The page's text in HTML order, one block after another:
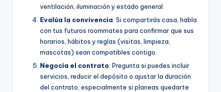
ventilación, iluminación y estado general.
Evalúa la convivencia: Si compartirás casa, habla
con tus futuros roommates para confirmar que sus
horarios, hábitos y reglas (visitas, limpieza,
mascotas) sean compatibles contigo.
Negocia el contrato: Pregunta si puedes incluir
servicios, reducir el depósito o ajustar la duración
del contrato, especialmente si planeas quedarte